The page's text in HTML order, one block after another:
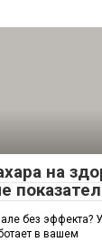
на
без эффекта?
в вашем